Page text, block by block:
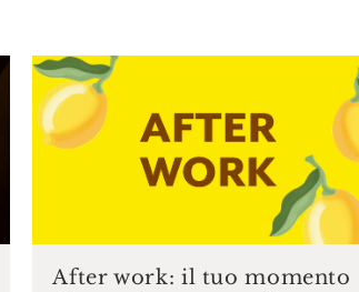
After work: il tuo momento